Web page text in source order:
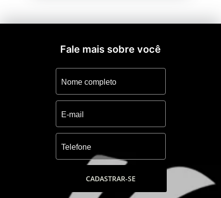
Fale mais sobre você
CADASTRAR-SE